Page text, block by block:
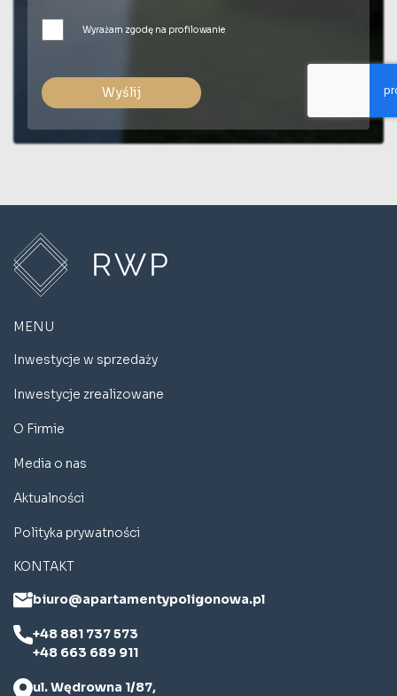
Wyrażam zgodę na profilowanie
Wyślij
MENU
Inwestycje w sprzedaży
Inwestycje zrealizowane
O Firmie
Media o nas
Aktualności
Polityka prywatności
KONTAKT
biuro@apartamentypoligonowa.pl
+48 881 737 573
+48 663 689 911
ul. Wędrowna 1/87,